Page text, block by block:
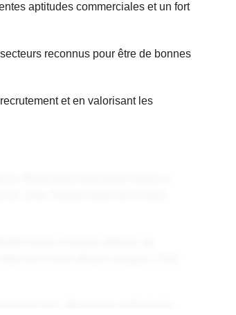
aptitudes commerciales et un fort
reconnus pour être de bonnes
et en valorisant les
urna. Nullam vitae est a risus
est a risus dictum congue. Cras